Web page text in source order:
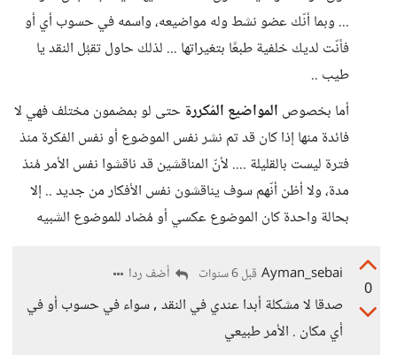
... وبما أنّك عضو نشط وله مواضيعه، واسمه في حسوب أي أو
فأنّت لديك خلفية طبعًا بتغيراتها ... لذلك حاول تقبُل النقد يا
طيب ..
أما بخصوص المواضيع المُكررة حتى لو بمضمون مختلف فهي لا
فائدة منها إذا كان قد تم نشر نفس الموضوع أو نفس الفكرة منذ
فترة ليست بالقليلة .... لأنّ المناقشين قد ناقشوا نفس الأمر مُنذ
مدة، ولا أظن أنّهم سوف يناقشون نفس الأفكار من جديد .. إلا
بحالة واحدة كان الموضوع عكسي أو مُضاد للموضوع الشبيه
0
Ayman_sebai قبل 6 سنوات أضف ردا
صدقا لا مشكلة أبدا عندي في النقد , سواء في حسوب أو في
أي مكان . الأمر طبيعي